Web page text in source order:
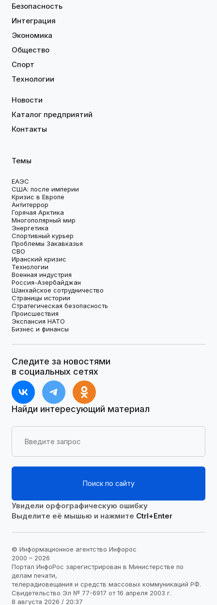
Безопасность
Интеграция
Экономика
Общество
Спорт
Технологии
Новости
Каталог предприятий
Контакты
Темы
ЕАЭС
США: после империи
Кризис в Европе
Антитеррор
Горячая Арктика
Многополярный мир
Энергетика
Спортивный курьер
Проблемы Закавказья
СВО
Иранский кризис
Технологии
Военная индустрия
Россия-Азербайджан
Шанхайское сотрудничество
Страницы истории
Стратегическая безопасность
Происшествия
Экспансия НАТО
Бизнес и финансы
Следите за новостями
в социальных сетях
Найди интересующий материал
Поиск по сайту
Увидели орфографическую ошибку
Выделите её мышью и нажмите Ctrl+Enter
© Информационное агентство Инфорос
2000 – 2026
Портал ИнфоРос зарегистрирован в Министерстве по
делам печати,
телерадиовещания и средств массовых коммуникаций РФ.
Свидетельство Эл № 77-6917 от 16 апреля 2003 г.
8 августа 2026 / 20:37